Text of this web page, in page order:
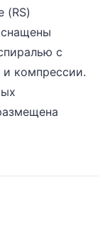
(RS)
с
компрессии.